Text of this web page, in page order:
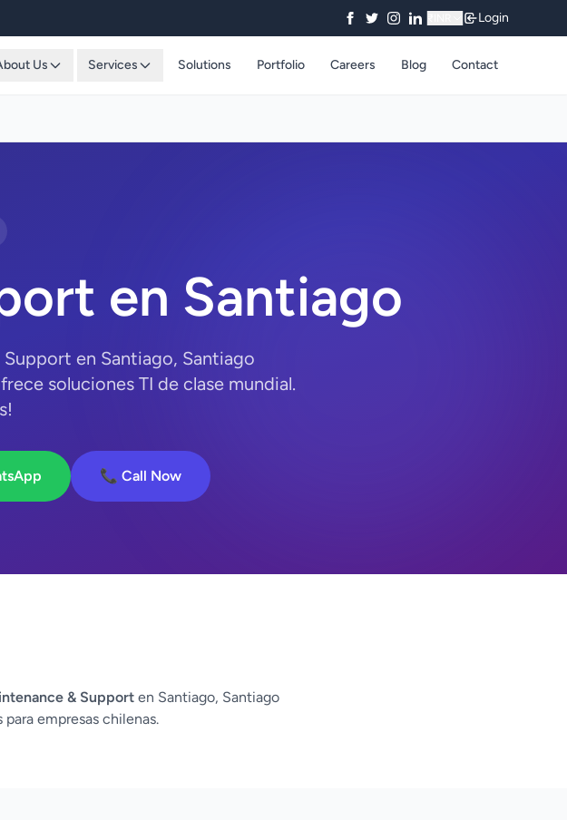
Login
Us Services Solutions Portfolio Careers Blog Contact
en Santiago
en Santiago, Santiago
soluciones TI de clase mundial.
📞 Call Now
& Support en Santiago, Santiago
empresas chilenas.